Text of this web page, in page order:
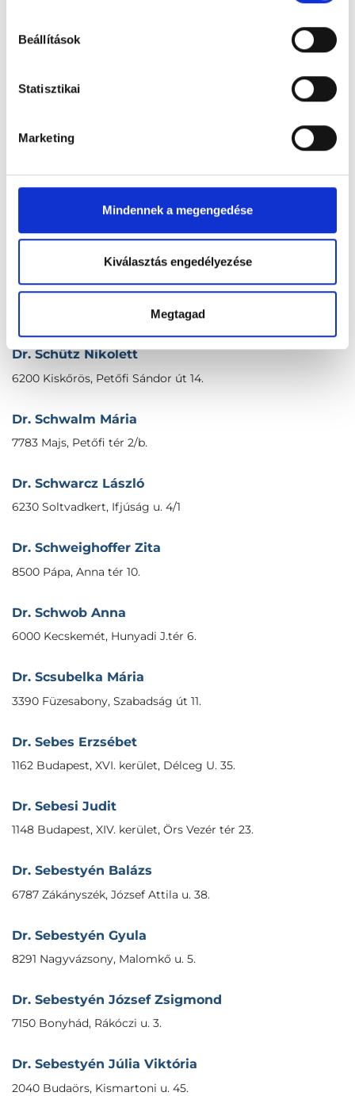
Beállítások
Statisztikai
Marketing
Mindennek a megengedése
Kiválasztás engedélyezése
Megtagad
Dr. Schuller Péter Zoltán
Dr. Schultheisz Katalin
7700 Mohács, Véradó u. 1.
Dr. Schütz István
Dr. Schütz Nikolett
6200 Kiskőrös, Petőfi Sándor út 14.
Dr. Schwalm Mária
7783 Majs, Petőfi tér 2/b.
Dr. Schwarcz László
6230 Soltvadkert, Ifjúság u. 4/1
Dr. Schweighoffer Zita
8500 Pápa, Anna tér 10.
Dr. Schwob Anna
6000 Kecskemét, Hunyadi J.tér 6.
Dr. Scsubelka Mária
3390 Füzesabony, Szabadság út 11.
Dr. Sebes Erzsébet
1162 Budapest, XVI. kerület, Délceg U. 35.
Dr. Sebesi Judit
1148 Budapest, XIV. kerület, Örs Vezér tér 23.
Dr. Sebestyén Balázs
6787 Zákányszék, József Attila u. 38.
Dr. Sebestyén Gyula
8291 Nagyvázsony, Malomkő u. 5.
Dr. Sebestyén József Zsigmond
7150 Bonyhád, Rákóczi u. 3.
Dr. Sebestyén Júlia Viktória
2040 Budaörs, Kismartoni u. 45.